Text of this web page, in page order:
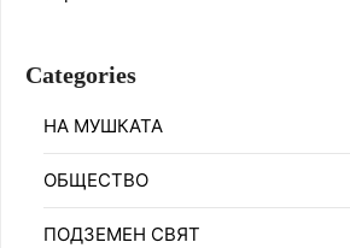
Categories
НА МУШКАТА
ОБЩЕСТВО
ПОДЗЕМЕН СВЯТ